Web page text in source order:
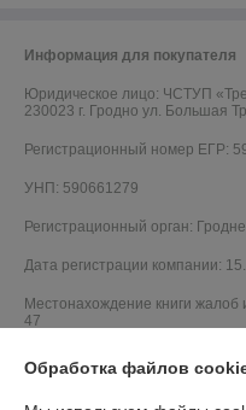
Информация для покупателя
Юридическое лицо: ЧСТУП
230023 г. Гродно ул. Большая
Регистрационный номер ЕГР:
УНП: 590661279
Регистрационный орган:
Дата регистрации компании:
Местонахождение книги
47
Обработка файлов